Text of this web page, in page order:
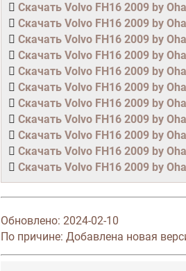
Скачать Volvo FH16 2009 by
Скачать Volvo FH16 2009 by
Скачать Volvo FH16 2009 by
Скачать Volvo FH16 2009 by
Скачать Volvo FH16 2009 by
Скачать Volvo FH16 2009 by
Скачать Volvo FH16 2009 by
Скачать Volvo FH16 2009 by
Скачать Volvo FH16 2009 by
Скачать Volvo FH16 2009 by
Скачать Volvo FH16 2009 by
Обновлено: 2024-02-10
По причине: Добавлена новая